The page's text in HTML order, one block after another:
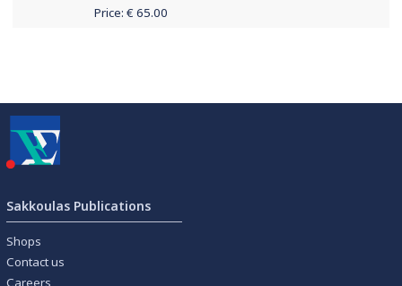
Price: € 65.00
Sakkoulas Publications
Shops
Contact us
Careers